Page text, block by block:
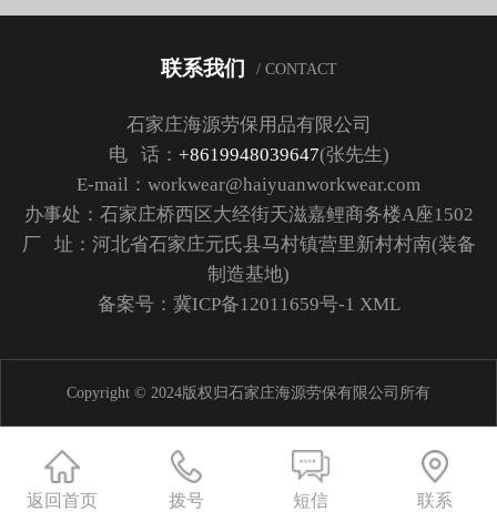
联系我们 / CONTACT
石家庄海源劳保用品有限公司
电 话： +8619948039647(张先生)
E-mail：workwear@haiyuanworkwear.com
办事处：石家庄桥西区大经街天滋嘉鲤商务楼A座1502
厂 址：河北省石家庄元氏县马村镇营里新村村南(装备
制造基地)
备案号： 冀ICP备12011659号-1 XML
Copyright © 2024版权归石家庄海源劳保有限公司所有
返回首页 拨号 短信 联系